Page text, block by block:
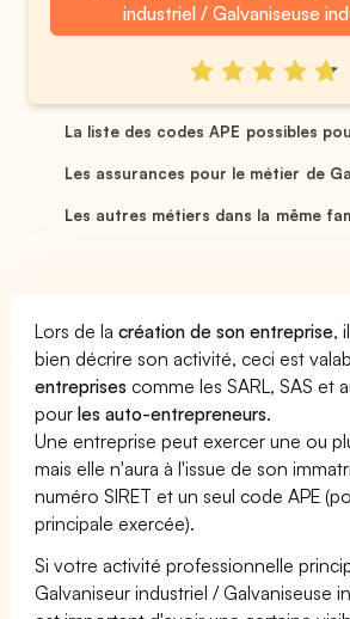
industriel / Galvaniseuse
La liste des codes APE possibles
Les assurances pour le métier de
Les autres métiers dans la même
Lors de lacréation de son entreprise,
bien décrire son activité, ceci est
entreprises comme les SARL, SAS et
pourles auto-entrepreneurs.
Une entreprise peut exercer une ou
mais elle n'aura à l'issue de son
numéro SIRET et un seul code APE
principale exercée).
Si votre activité professionnelle
Galvaniseur industriel / Galvaniseuse